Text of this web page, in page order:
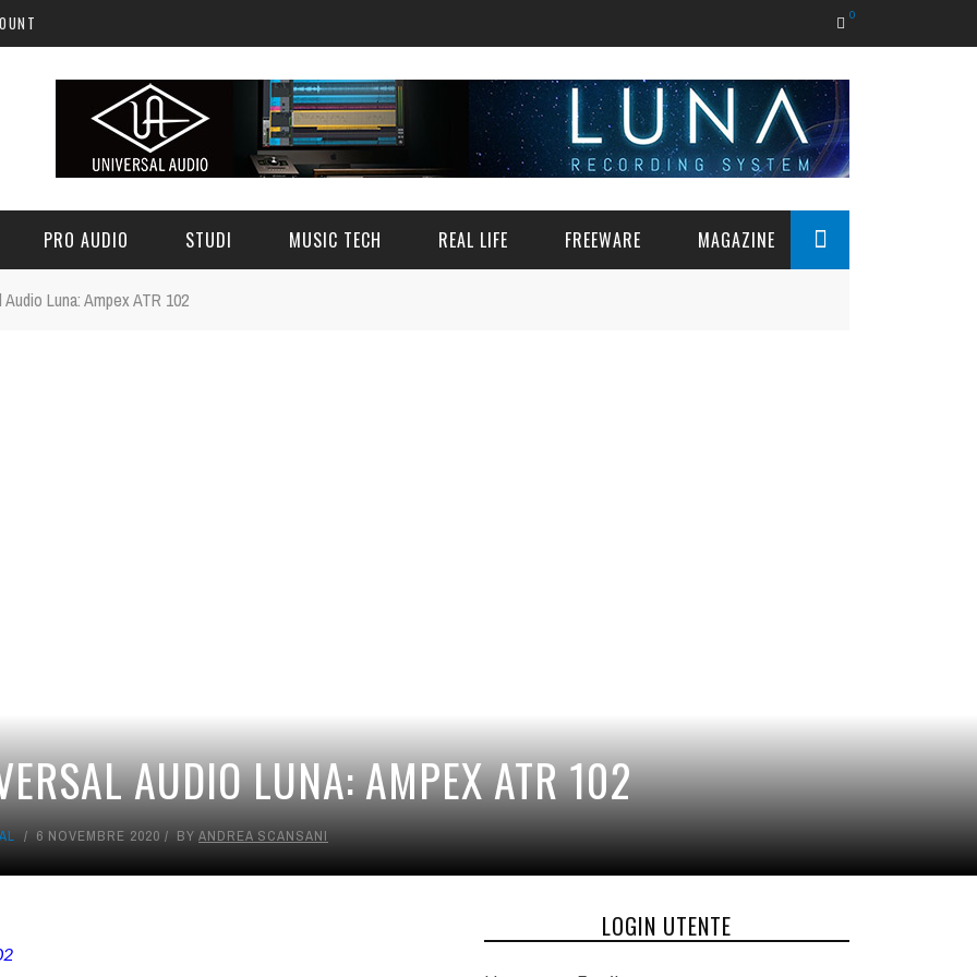
0
PRO AUDIO STUDI MUSIC TECH REAL LIFE FREEWARE MAGAZINE
Luna: Ampex ATR 102
AUDIO LUNA: AMPEX ATR 102
6 NOVEMBRE 2020 BY ANDREA SCANSANI
LOGIN UTENTE